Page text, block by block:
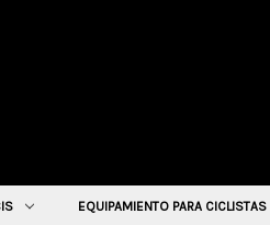
EQUIPAMIENTO PARA CICLISTAS